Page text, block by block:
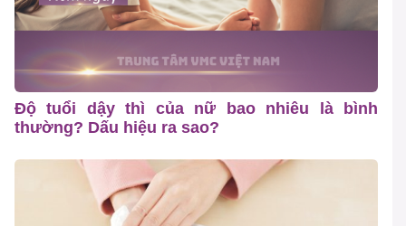
Độ tuổi dậy thì của nữ bao nhiêu là bình
thường? Dấu hiệu ra sao?